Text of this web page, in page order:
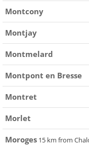
Montcony
Montjay
Montmelard
Montpont en Bresse
Montret
Morlet
Moroges 15 km from